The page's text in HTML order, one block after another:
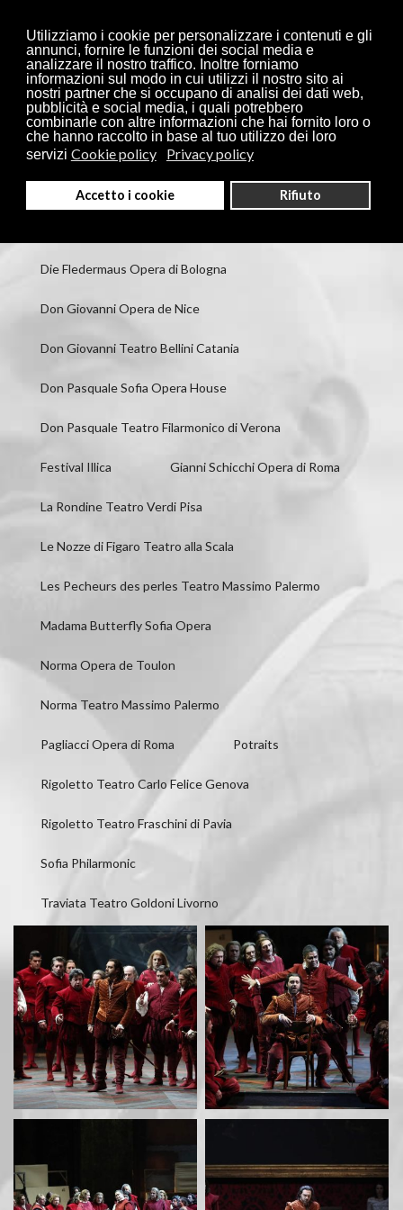
Utilizziamo i cookie per personalizzare i contenuti e gli
annunci, fornire le funzioni dei social media e
analizzare il nostro traffico. Inoltre forniamo
informazioni sul modo in cui utilizzi il nostro sito ai
nostri partner che si occupano di analisi dei dati web,
pubblicità e social media, i quali potrebbero
combinarle con altre informazioni che hai fornito loro o
che hanno raccolto in base al tuo utilizzo dei loro
servizi Cookie policy Privacy policy
Accetto i cookie Rifiuto
Capuleti e Montecchi Teatro Filarmonico di Verona
Capuleti e Montecchi Teatro Grande Brescia
Die Fledermaus Opera di Bologna
Don Giovanni Opera de Nice
Don Giovanni Teatro Bellini Catania
Don Pasquale Sofia Opera House
Don Pasquale Teatro Filarmonico di Verona
Festival Illica Gianni Schicchi Opera di Roma
La Rondine Teatro Verdi Pisa
Le Nozze di Figaro Teatro alla Scala
Les Pecheurs des perles Teatro Massimo Palermo
Madama Butterfly Sofia Opera
Norma Opera de Toulon
Norma Teatro Massimo Palermo
Pagliacci Opera di Roma Potraits
Rigoletto Teatro Carlo Felice Genova
Rigoletto Teatro Fraschini di Pavia
Sofia Philarmonic
Traviata Teatro Goldoni Livorno